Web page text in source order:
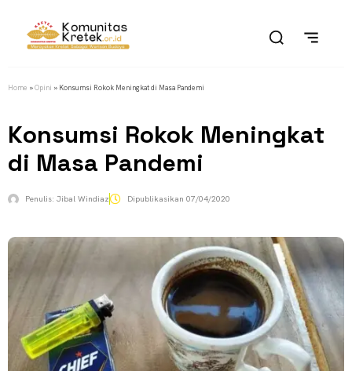
Home »Opini » Konsumsi Rokok Meningkat di Masa Pandemi
Konsumsi Rokok Meningkat
di Masa Pandemi
Penulis: Jibal Windiaz Dipublikasikan 07/04/2020